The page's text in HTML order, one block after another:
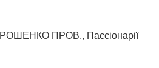
ПРОВ., Пассіонарії